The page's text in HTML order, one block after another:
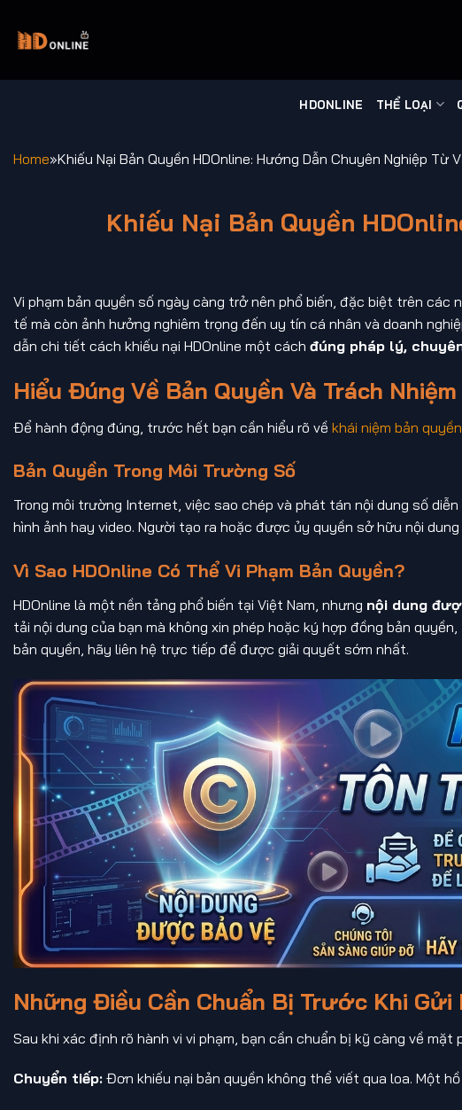
đến
dung
HDONLINE THỂ LOẠI
Home»Khiếu Nại Bản Quyền HDOnline: Hướng Dẫn Chuyên Nghiệp Từ
Khiếu Nại Bản Quyền
Vi phạm bản quyền số ngày càng trở nên phổ biến, đặc biệt trên các
tế mà còn ảnh hưởng nghiêm trọng đến uy tín cá nhân và doanh
dẫn chi tiết cách khiếu nại HDOnline một cách đúng pháp lý,
Hiểu Đúng Về Bản Quyền Và Trách
Để hành động đúng, trước hết bạn cần hiểu rõ về khái niệm bản quyền
Bản Quyền Trong Môi Trường Số
Trong môi trường Internet, việc sao chép và phát tán nội dung số diễn
hình ảnh hay video. Người tạo ra hoặc được ủy quyền sở hữu nội
Vì Sao HDOnline Có Thể Vi Phạm Bản Quyền?
HDOnline là một nền tảng phổ biến tại Việt Nam, nhưng nội dung
tải nội dung của bạn mà không xin phép hoặc ký hợp đồng bản
bản quyền, hãy liên hệ trực tiếp để được giải quyết sớm nhất.
Những Điều Cần Chuẩn Bị Trước Khi Gửi
Sau khi xác định rõ hành vi vi phạm, bạn cần chuẩn bị kỹ càng về
Chuyển tiếp: Đơn khiếu nại bản quyền không thể viết qua loa. Một